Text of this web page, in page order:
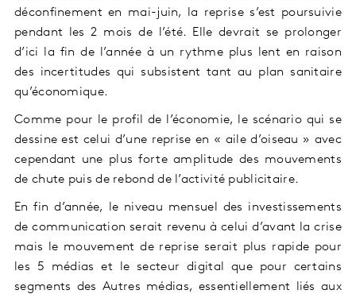
déconfinement en mai-juin, la reprise s’est poursuivie
pendant les 2 mois de l’été. Elle devrait se prolonger
d’ici la fin de l’année à un rythme plus lent en raison
des incertitudes qui subsistent tant au plan sanitaire
qu’économique.
Comme pour le profil de l’économie, le scénario qui se
dessine est celui d’une reprise en « aile d’oiseau » avec
cependant une plus forte amplitude des mouvements
de chute puis de rebond de l’activité publicitaire.
En fin d’année, le niveau mensuel des investissements
de communication serait revenu à celui d’avant la crise
mais le mouvement de reprise serait plus rapide pour
les 5 médias et le secteur digital que pour certains
segments des Autres médias, essentiellement liés aux